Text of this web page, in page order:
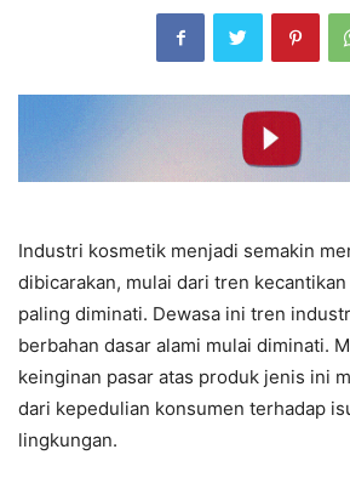
Industri kosmetik menjadi semakin
dibicarakan, mulai dari tren
paling diminati. Dewasa ini tren
berbahan dasar alami mulai diminati.
keinginan pasar atas produk jenis ini
dari kepedulian konsumen terhadap
lingkungan.